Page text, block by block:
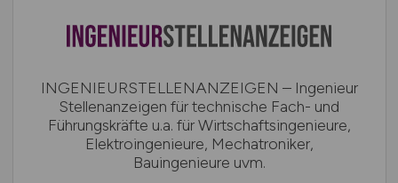
INGENIEURSTELLENANZEIGEN – Ingenieur
Stellenanzeigen für technische Fach- und
Führungskräfte u.a. für Wirtschaftsingenieure,
Elektroingenieure, Mechatroniker,
Bauingenieure uvm.